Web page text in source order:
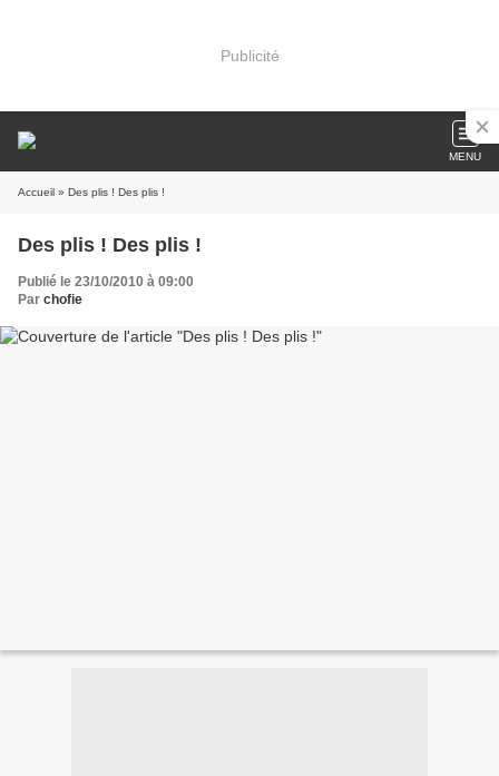
Publicité
MENU
Accueil » Des plis ! Des plis !
Des plis ! Des plis !
Publié le 23/10/2010 à 09:00
Par chofie